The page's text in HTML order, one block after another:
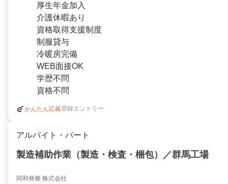
厚生年金加入
介護休暇あり
資格取得支援制度
制服貸与
冷暖房完備
WEB面接OK
学歴不問
資格不問
かんたん応募登録エントリー
アルバイト・パート
製造補助作業（製造・検査・梱包）／群馬工場
同和発條 株式会社